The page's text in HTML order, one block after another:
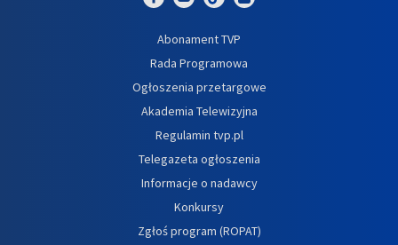
Abonament TVP
Rada Programowa
Ogłoszenia przetargowe
Akademia Telewizyjna
Regulamin tvp.pl
Telegazeta ogłoszenia
Informacje o nadawcy
Konkursy
Zgłoś program (ROPAT)